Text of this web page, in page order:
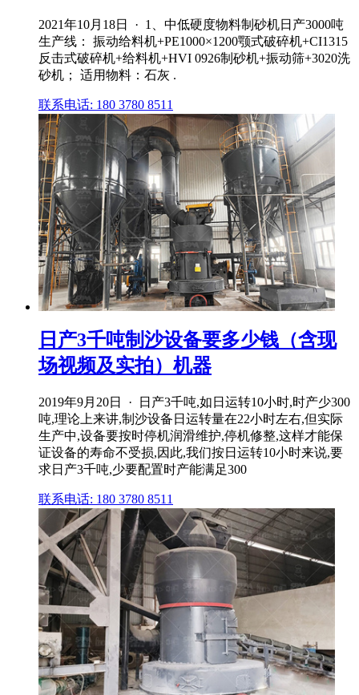
2021年10月18日 · 1、中低硬度物料制砂机日产3000吨
生产线： 振动给料机+PE1000×1200颚式破碎机+CI1315
反击式破碎机+给料机+HVI 0926制砂机+振动筛+3020洗
砂机； 适用物料：石灰 .
联系电话: 180 3780 8511
日产3千吨制沙设备要多少钱（含现
场视频及实拍）机器
2019年9月20日 · 日产3千吨,如日运转10小时,时产少300
吨,理论上来讲,制沙设备日运转量在22小时左右,但实际
生产中,设备要按时停机润滑维护,停机修整,这样才能保
证设备的寿命不受损,因此,我们按日运转10小时来说,要
求日产3千吨,少要配置时产能满足300
联系电话: 180 3780 8511